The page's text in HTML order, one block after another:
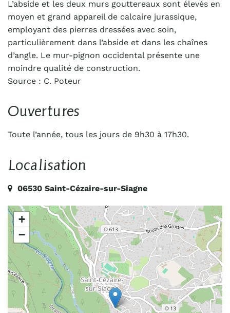
L’abside et les deux murs gouttereaux sont élevés en
moyen et grand appareil de calcaire jurassique,
employant des pierres dressées avec soin,
particulièrement dans l’abside et dans les chaînes
d’angle. Le mur-pignon occidental présente une
moindre qualité de construction.
Source : C. Poteur
Ouvertures
Toute l’année, tous les jours de 9h30 à 17h30.
Localisation
06530 Saint-Cézaire-sur-Siagne
+
−